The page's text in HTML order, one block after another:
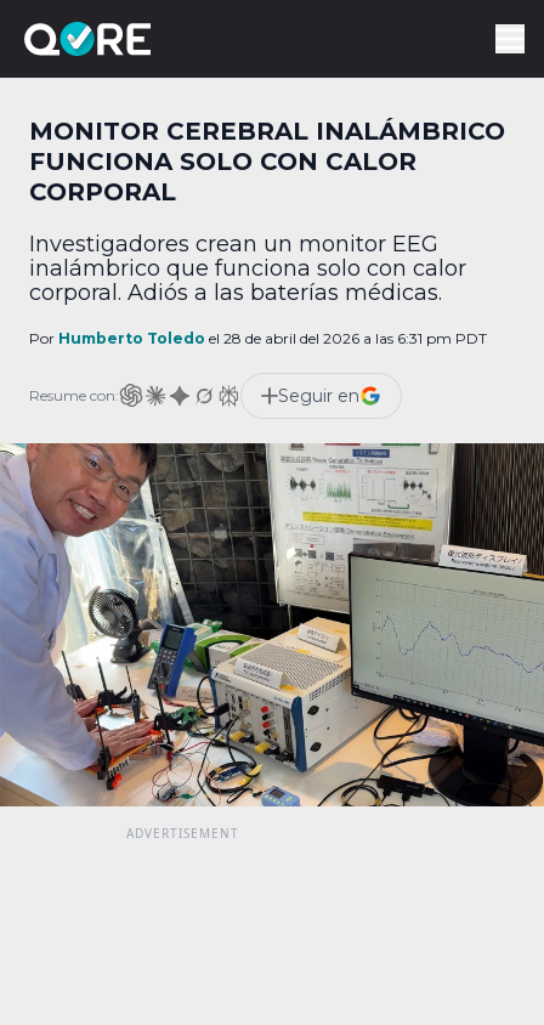
MONITOR CEREBRAL INALÁMBRICO
FUNCIONA SOLO CON CALOR
CORPORAL
Investigadores crean un monitor EEG
inalámbrico que funciona solo con calor
corporal. Adiós a las baterías médicas.
Por Humberto Toledo el 28 de abril del 2026 a las 6:31 pm PDT
Resume con: Seguir en